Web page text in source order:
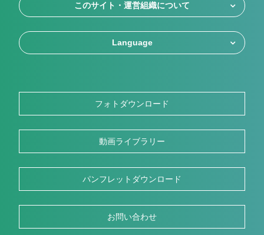
このサイト・運営組織について
Language
フォトダウンロード
動画ライブラリー
パンフレットダウンロード
お問い合わせ